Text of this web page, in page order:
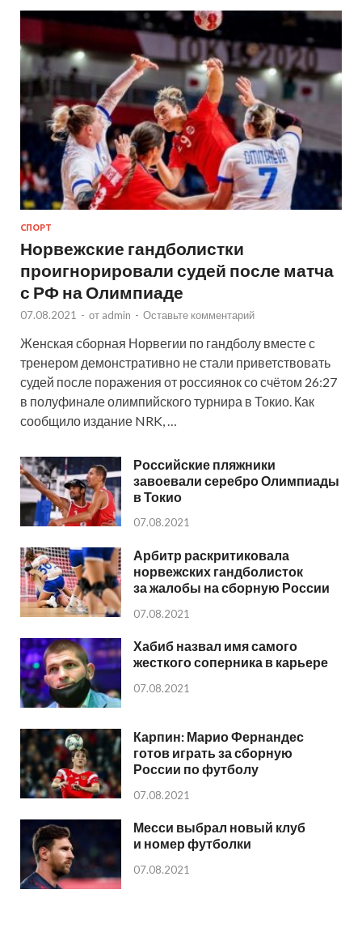
СПОРТ
Норвежские гандболистки
проигнорировали судей после матча
с РФ на Олимпиаде
07.08.2021 - от admin - Оставьте комментарий
Женская сборная Норвегии по гандболу вместе с
тренером демонстративно не стали приветствовать
судей после поражения от россиянок со счётом 26:27
в полуфинале олимпийского турнира в Токио. Как
сообщило издание NRK, …
Российские пляжники
завоевали серебро Олимпиады
в Токио
07.08.2021
Арбитр раскритиковала
норвежских гандболисток
за жалобы на сборную России
07.08.2021
Хабиб назвал имя самого
жесткого соперника в карьере
07.08.2021
Карпин: Марио Фернандес
готов играть за сборную
России по футболу
07.08.2021
Месси выбрал новый клуб
и номер футболки
07.08.2021